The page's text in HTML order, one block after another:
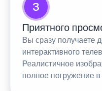
3
Приятного
Вы сразу получаете
интерактивного
Реалистичное
полное погружение